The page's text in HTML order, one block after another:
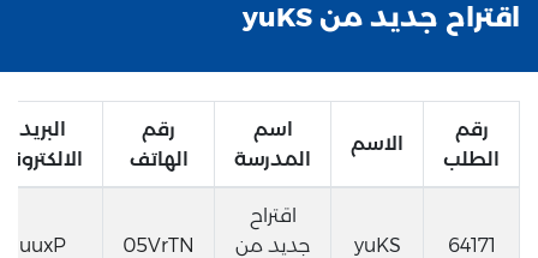
اقتراح جديد من yuKS
رقم
الطلب
الاسم
اسم
المدرسة
رقم
الهاتف
البريد
الالكتروني
64171
yuKS
اقتراح
جديد من
05VrTN
uuxP